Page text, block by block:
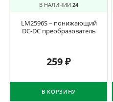
В НАЛИЧИИ 24
LM2596S – понижающий
DC-DC преобразователь
259₽
В КОРЗИНУ